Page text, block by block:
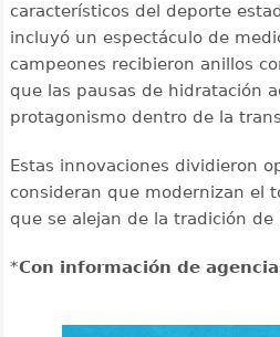
característicos del deporte
incluyó un espectáculo de
campeones recibieron anillos
que las pausas de hidratación
protagonismo dentro de la
Estas innovaciones dividieron
consideran que modernizan el
que se alejan de la tradición de
*Con información de